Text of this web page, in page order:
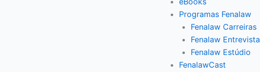
Programas Fenalaw
Fenalaw Carreiras
Fenalaw Entrevista
Fenalaw Estúdio
FenalawCast